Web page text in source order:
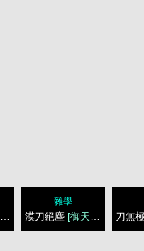
雜學
漠刀絕塵 [御天五龍] 刀無